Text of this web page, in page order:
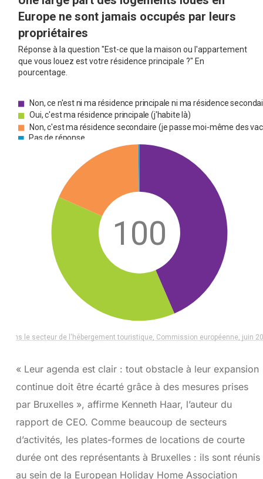
« Leur agenda est clair : tout obstacle à leur expansion
continue doit être écarté grâce à des mesures prises
par Bruxelles », affirme Kenneth Haar, l’auteur du
rapport de CEO. Comme beaucoup de secteurs
d’activités, les plates-formes de locations de courte
durée ont des représentants à Bruxelles : ils sont réunis
au sein de la European Holiday Home Association